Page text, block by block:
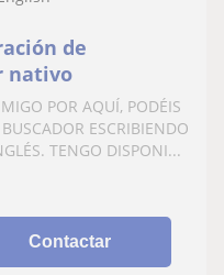
de
nativo
POR AQUÍ, PODÉIS
ESCRIBIENDO
TENGO DISPONI...
Contactar